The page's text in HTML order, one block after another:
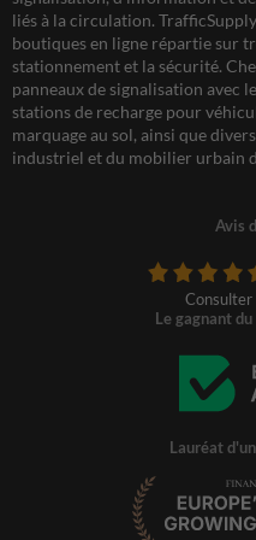
liés à la circulation.
boutiques en ligne répartie sur
stationnement et la sécurité.
panneaux de signalisation avec
stations de recharge pour
marquage au sol, ainsi que
industriel et du mobilier urbain
Avis
Consulter
Le gagnant
Lauréat